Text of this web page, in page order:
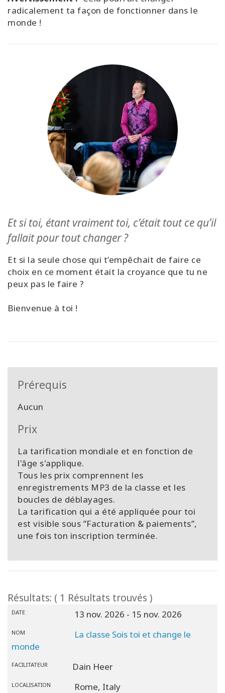
radicalement ta façon de fonctionner dans le
monde !
Et si toi, étant vraiment toi, c’était tout ce qu’il
fallait pour tout changer ?
Et si la seule chose qui t’empêchait de faire ce
choix en ce moment était la croyance que tu ne
peux pas le faire ?
Bienvenue à toi !
Prérequis
Aucun
Prix
La tarification mondiale et en fonction de
l'âge s'applique.
Tous les prix comprennent les
enregistrements MP3 de la classe et les
boucles de déblayages.
La tarification qui a été appliquée pour toi
est visible sous ”Facturation & paiements”,
une fois ton inscription terminée.
Résultats: ( 1 Résultats trouvés )
DATE 13 nov. 2026 - 15 nov. 2026
NOM
La classe Sois toi et change le
monde
FACILITATEUR Dain Heer
LOCALISATION Rome, Italy